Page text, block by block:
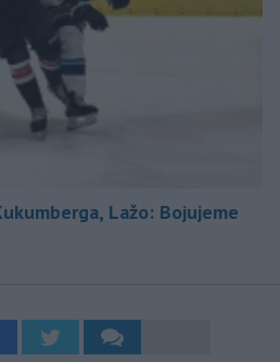
Lažo: Bojujeme